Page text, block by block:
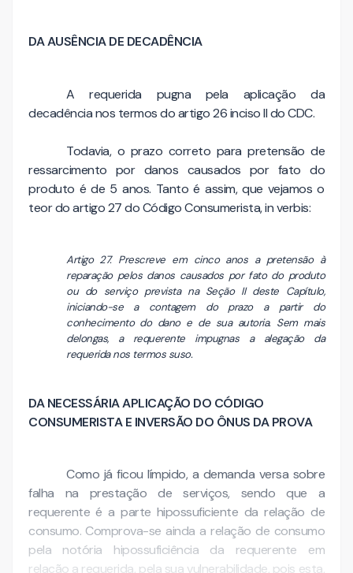
DA AUSÊNCIA DE DECADÊNCIA
A requerida pugna pela aplicação da
decadência nos termos do artigo 26 inciso II do CDC.
Todavia, o prazo correto para pretensão de
ressarcimento por danos causados por fato do
produto é de 5 anos. Tanto é assim, que vejamos o
teor do artigo 27 do Código Consumerista, in verbis:
Artigo 27. Prescreve em cinco anos a pretensão à
reparação pelos danos causados por fato do produto
ou do serviço prevista na Seção II deste Capítulo,
iniciando-se a contagem do prazo a partir do
conhecimento do dano e de sua autoria. Sem mais
delongas, a requerente impugnas a alegação da
requerida nos termos suso.
DA NECESSÁRIA APLICAÇÃO DO CÓDIGO
CONSUMERISTA E INVERSÃO DO ÔNUS DA PROVA
Como já ficou límpido, a demanda versa sobre
falha na prestação de serviços, sendo que a
requerente é a parte hipossuficiente da relação de
consumo. Comprova-se ainda a relação de consumo
pela notória hipossuficiência da requerente em
relação a requerida, pela sua vulnerabilidade, pois esta,